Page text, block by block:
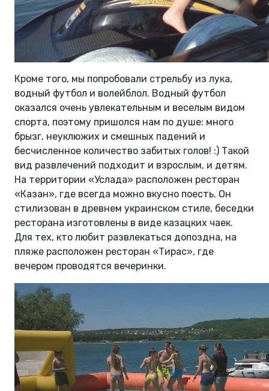
Кроме того, мы попробовали стрельбу из лука,
водный футбол и волейблол. Водный футбол
оказался очень увлекательным и веселым видом
спорта, поэтому пришолся нам по душе: много
брызг, неуклюжих и смешных падений и
бесчисленное количество забитых голов! :) Такой
вид развлечений подходит и взрослым, и детям.
На территории «Услада» расположен ресторан
«Казан», где всегда можно вкусно поесть. Он
стилизован в древнем украинском стиле, беседки
ресторана изготовлены в виде казацких чаек.
Для тех, кто любит развлекаться допоздна, на
пляже расположен ресторан «Тирас», где
вечером проводятся вечеринки.